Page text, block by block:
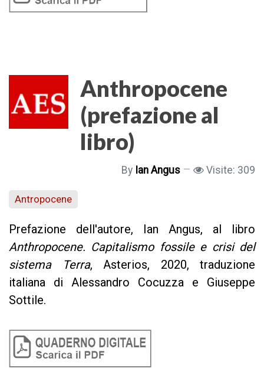
Anthropocene
(prefazione al
libro)
By Ian Angus Visite: 309
Antropocene
Prefazione dell'autore, Ian Angus, al libro
Anthropocene. Capitalismo fossile e crisi del
sistema Terra, Asterios, 2020, traduzione
italiana di Alessandro Cocuzza e Giuseppe
Sottile.